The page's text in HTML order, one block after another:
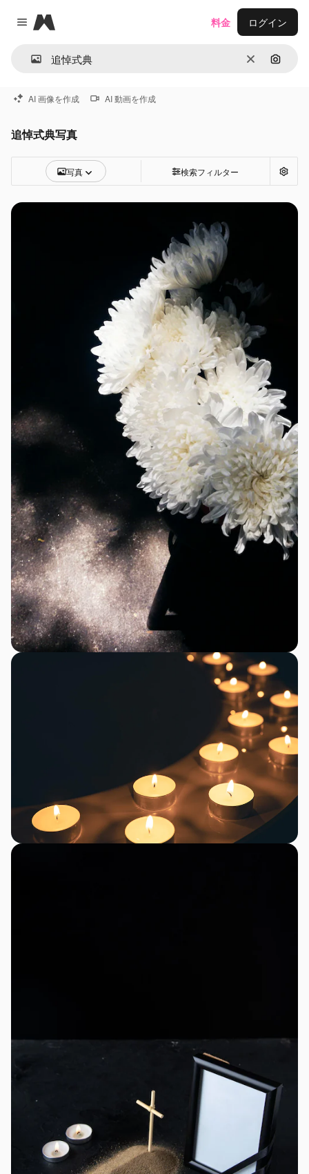
Close menu
Magnific
消去 画像で
料金 ログイン
AI 画像を作成 AI 動画を作成
追悼式典写真
写真 検索フィルター